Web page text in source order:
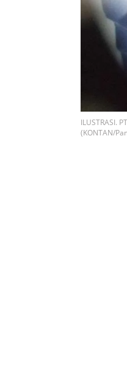
ILUSTRASI.
(KONTAN/